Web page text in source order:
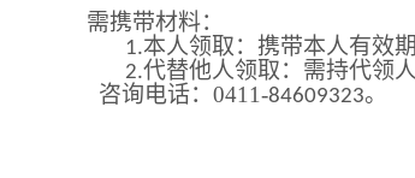
需携带材料：
1.本人领取：携带本人有效
2.代替他人领取：需持代领
咨询电话：0411-84609323。